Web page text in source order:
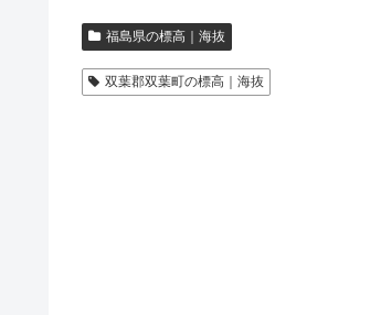
福島県の標高｜海抜
双葉郡双葉町の標高｜海抜